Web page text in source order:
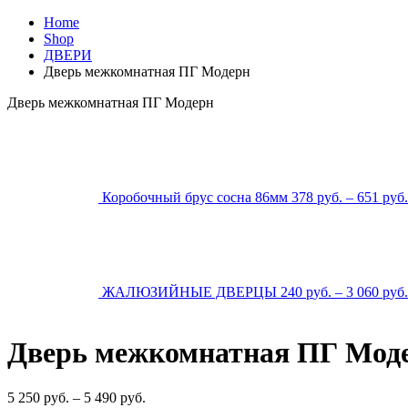
Home
Shop
ДВЕРИ
Дверь межкомнатная ПГ Модерн
Дверь межкомнатная ПГ Модерн
Коробочный брус сосна 86мм 378 руб. – 651 руб.
ЖАЛЮЗИЙНЫЕ ДВЕРЦЫ 240 руб. – 3 060 руб.
Дверь межкомнатная ПГ
5 250 руб. – 5 490 руб.